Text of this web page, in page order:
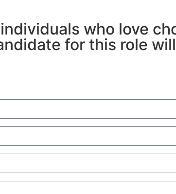
who love
for this role